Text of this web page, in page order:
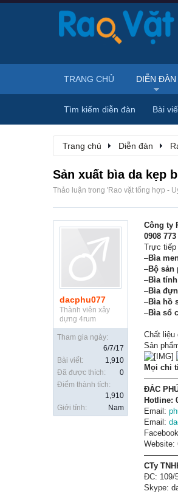
Trang chủ Diễn đàn
Sản xuất bìa da kẹp
Thảo luận trong 'Rao vặt tổng hợp -
dacphu077
Thành viên xây
dựng 4rum
Tham gia ngày:
6/7/17
Bài viết:
1,910
Đã được thích:
0
Điểm thành tích:
1,910
Giới tính:
Nam
Công ty
0908
Trực tiếp
–Bìa
–Bộ sản
–Bìa
–Bìa
–Bìa hồ
–Bìa sổ
Chất
Sản
Mọi chi
ĐẮC
Hotline:
Email:
Email:
Website:
CTy
ĐC: 109/
Skype:
TRANG CHỦ DIỄN ĐÀN
Tìm kiếm diễn đàn Bài